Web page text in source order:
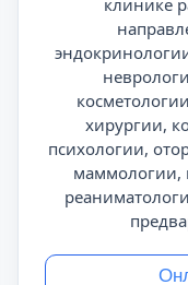
клинике
хирургии,
психологии,
маммологии,